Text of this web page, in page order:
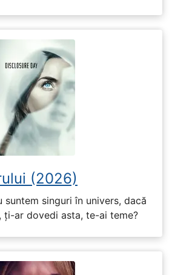
(2026)
suntem singuri în univers, dacă
ți-ar dovedi asta, te-ai teme?